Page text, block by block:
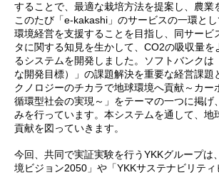
することで、最適な栽培方法を提案し、農業
このたび「e-kakashi」のサービスの一環と
環境経営を支援することを目指し、同サービ
タに関する知見を生かして、CO2の吸収量を
るシステムを開発しました。ソフトバンクは
な開発目標）」の課題解決を重要な経営課題
クノロジーのチカラで地球環境へ貢献～カー
循環型社会の実現～」をテーマの一つに掲げ
みを行っています。本システムを通して、地
貢献を図っていきます。
今回、共同で実証実験を行うYKKグループは
境ビジョン2050」や「YKKサステナビリテ